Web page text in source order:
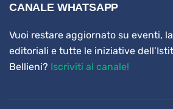
CANALE WHATSAPP
Vuoi restare aggiornato su eventi,
editoriali e tutte le iniziative
Bellieni? Iscriviti al canale!